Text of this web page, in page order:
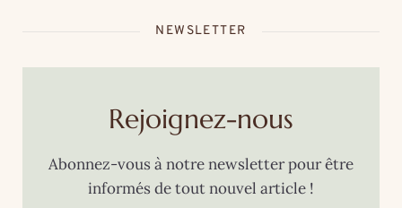
NEWSLETTER
Rejoignez-nous
Abonnez-vous à notre newsletter pour être
informés de tout nouvel article !